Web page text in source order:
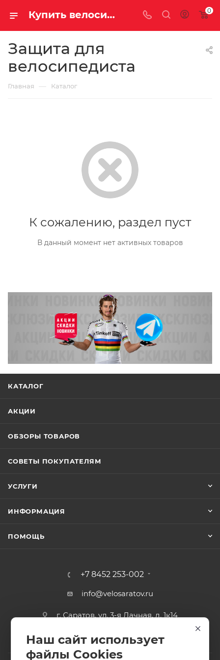
Купить велосипедную защиту по выгодной цене 0
Защита для
велосипедиста
Главная — Каталог
К сожалению, раздел пуст
В данный момент нет активных товаров
КАТАЛОГ
АКЦИИ
ОБЗОРЫ ТОВАРОВ
СОВЕТЫ ПОКУПАТЕЛЯМ
УСЛУГИ
ИНФОРМАЦИЯ
ПОМОЩЬ
+7 8452 253-002
info@velosaratov.ru
г. Саратов, ул. 3-я Дачная, д. 1к14
Наш сайт использует
файлы Cookies